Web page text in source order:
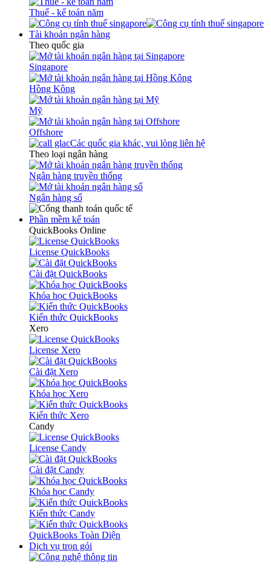
Thuế - kế toán năm
Tài khoản ngân hàng
Theo quốc gia
Singapore
Hồng Kông
Mỹ
Offshore
Các quốc gia khác, vui lòng liên hệ
Theo loại ngân hàng
Ngân hàng truyền thống
Ngân hàng số
Phần mềm kế toán
QuickBooks Online
License QuickBooks
Cài đặt QuickBooks
Khóa học QuickBooks
Kiến thức QuickBooks
Xero
License Xero
Cài đặt Xero
Khóa học Xero
Kiến thức Xero
Candy
License Candy
Cài đặt Candy
Khóa học Candy
Kiến thức Candy
QuickBooks Toàn Diện
Dịch vụ trọn gói